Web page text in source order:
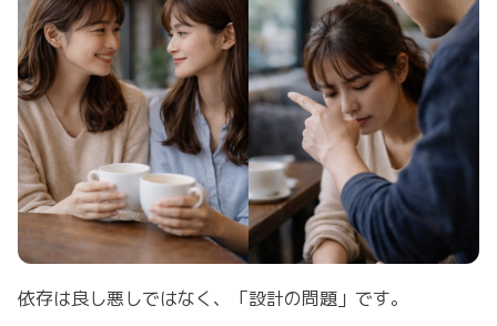
依存は良し悪しではなく、「設計の問題」です。